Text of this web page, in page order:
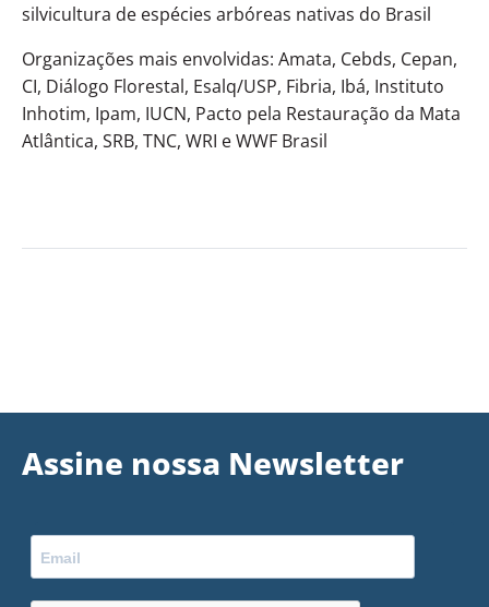
silvicultura de espécies arbóreas nativas do Brasil
Organizações mais envolvidas: Amata, Cebds, Cepan,
CI, Diálogo Florestal, Esalq/USP, Fibria, Ibá, Instituto
Inhotim, Ipam, IUCN, Pacto pela Restauração da Mata
Atlântica, SRB, TNC, WRI e WWF Brasil
Assine nossa Newsletter